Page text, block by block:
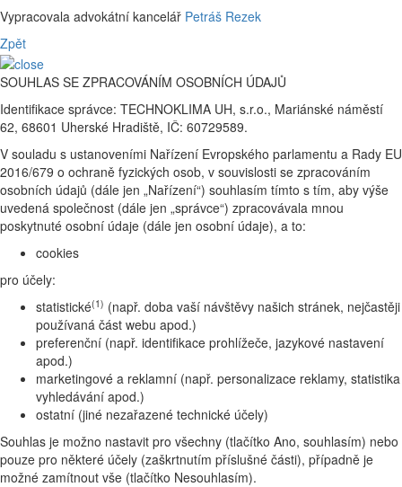
Vypracovala advokátní kancelář Petráš Rezek
Zpět
SOUHLAS SE ZPRACOVÁNÍM OSOBNÍCH ÚDAJŮ
Identifikace správce: TECHNOKLIMA UH, s.r.o., Mariánské náměstí
62, 68601 Uherské Hradiště, IČ: 60729589.
V souladu s ustanoveními Nařízení Evropského parlamentu a Rady EU
2016/679 o ochraně fyzických osob, v souvislosti se zpracováním
osobních údajů (dále jen „Nařízení“) souhlasím tímto s tím, aby výše
uvedená společnost (dále jen „správce“) zpracovávala mnou
poskytnuté osobní údaje (dále jen osobní údaje), a to:
cookies
pro účely:
statistické(1) (např. doba vaší návštěvy našich stránek, nejčastěji
používaná část webu apod.)
preferenční (např. identifikace prohlížeče, jazykové nastavení
apod.)
marketingové a reklamní (např. personalizace reklamy, statistika
vyhledávání apod.)
ostatní (jiné nezařazené technické účely)
Souhlas je možno nastavit pro všechny (tlačítko Ano, souhlasím) nebo
pouze pro některé účely (zaškrtnutím příslušné části), případně je
možné zamítnout vše (tlačítko Nesouhlasím).